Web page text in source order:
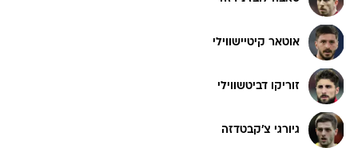
אוטאר קיטיישווילי
זוריקו דביטשווילי
גיורגי צ'קבטדזה